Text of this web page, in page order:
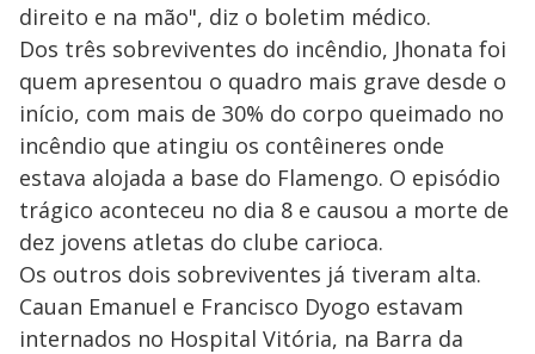
direito e na mão", diz o boletim médico.
Dos três sobreviventes do incêndio, Jhonata foi
quem apresentou o quadro mais grave desde o
início, com mais de 30% do corpo queimado no
incêndio que atingiu os contêineres onde
estava alojada a base do Flamengo. O episódio
trágico aconteceu no dia 8 e causou a morte de
dez jovens atletas do clube carioca.
Os outros dois sobreviventes já tiveram alta.
Cauan Emanuel e Francisco Dyogo estavam
internados no Hospital Vitória, na Barra da